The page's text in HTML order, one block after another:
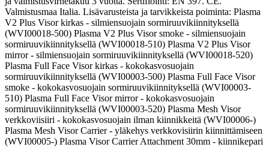
Valmistusmaa Italia. Lisävarusteista ja tarvikkeista poiminta: Plasma
V2 Plus Visor kirkas - silmiensuojain sormiruuvikiinnityksellä
(WVI00018-500) Plasma V2 Plus Visor smoke - silmiensuojain
sormiruuvikiinnityksellä (WVI00018-510) Plasma V2 Plus Visor
mirror - silmiensuojain sormiruuvikiinnityksellä (WVI00018-520)
Plasma Full Face Visor kirkas - kokokasvosuojain
sormiruuvikiinnityksellä (WVI00003-500) Plasma Full Face Visor
smoke - kokokasvosuojain sormiruuvikiinnityksellä (WVI00003-
510) Plasma Full Face Visor mirror - kokokasvosuojain
sormiruuvikiinnityksellä (WVI00003-520) Plasma Mesh Visor
verkkoviisiiri - kokokasvosuojain ilman kiinnikkeitä (WVI00006-)
Plasma Mesh Visor Carrier - yläkehys verkkovisiirin kiinnittämiseen
(WVI00005-) Plasma Visor Carrier Attachment 30mm - kiinnikepari